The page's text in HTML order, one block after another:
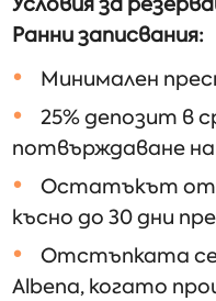
Ранни записвания:
Минимален
25% депозит в
потвърждаване
Остатъкът от
късно до 30 дни
Отстъпката се
Albena, когато